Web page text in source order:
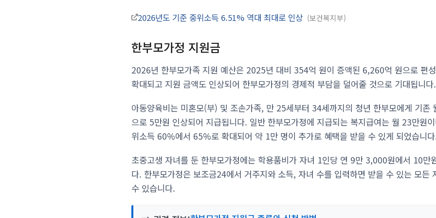
2026년도 기준 중위소득 6.51% 역대 최대로 인상 보건복지부
한부모가정 지원금
2026년 한부모가족 지원 예산은 2025년 대비 354억 원이 증액된 6,260억 원으로 편
확대되고 지원 금액도 인상되어 한부모가정의 경제적 부담을 덜어줄 것으로 기대됩니다.
아동양육비는 미혼모(부) 및 조손가족, 만 25세부터 34세까지의 청년 한부모에게 기존
으로 5만원 인상되어 지급됩니다. 일반 한부모가정에 지급되는 복지급여는 월 23만원
위소득 60%에서 65%로 확대되어 약 1만 명이 추가로 혜택을 받을 수 있게 되었습니
초중고생 자녀를 둔 한부모가정에는 학용품비가 자녀 1인당 연 9만 3,000원에서 10만
다. 한부모가정은 보조금24에서 거주지와 소득, 자녀 수를 입력하면 받을 수 있는 모든
수 있습니다.